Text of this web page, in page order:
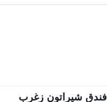
فندق شيراتون زغرب